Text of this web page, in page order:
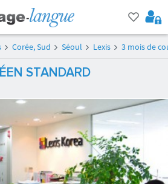
Corée, Sud Séoul Lexis 3 mois de
STANDARD